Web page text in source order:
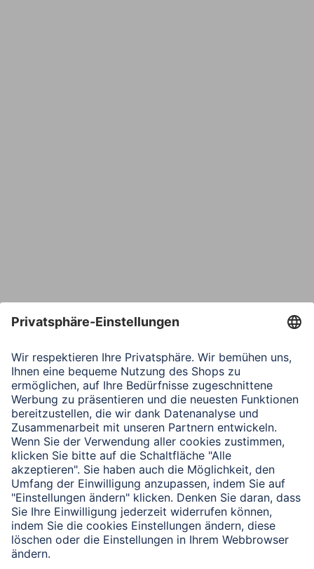
Verbleibende Zeichen: 1000/ 1000
Senden
Mit Absenden des Formulars bestätigen Sie, dass Sie unsere
Datenschutzbestimmungen zur Formulardatenverarbeitung zur